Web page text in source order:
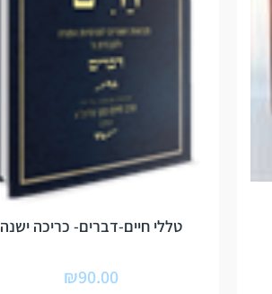
טללי חיים-דברים- כריכה ישנה
₪90.00